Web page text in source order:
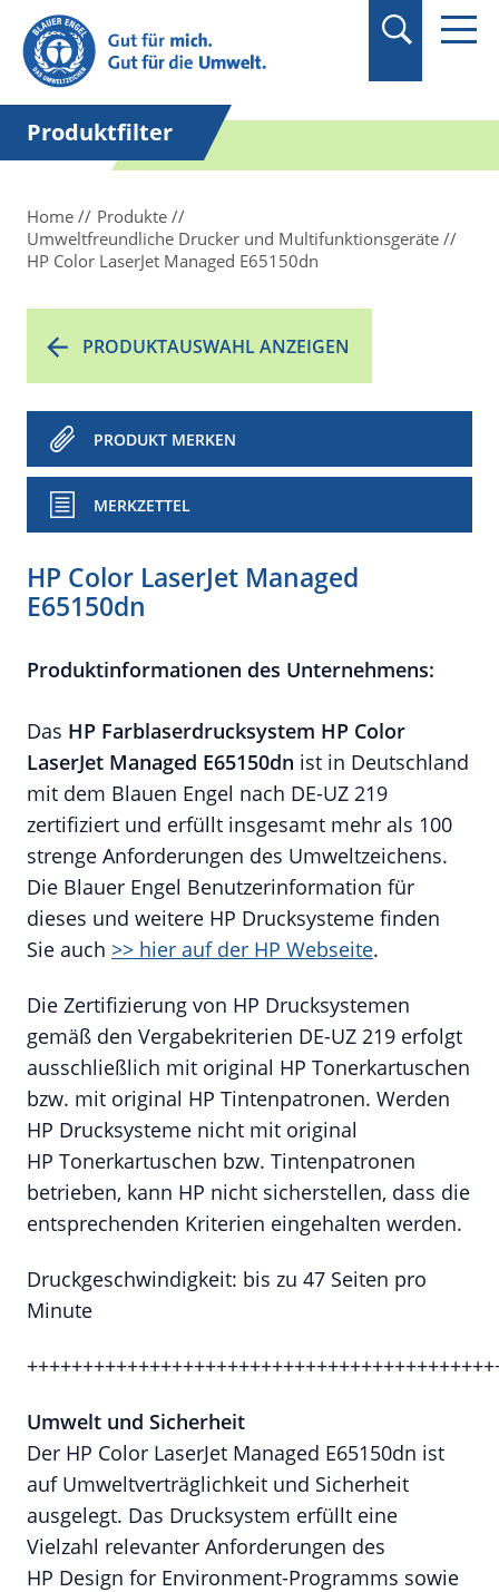
Produktfilter
Home
Produkte
Umweltfreundliche Drucker und Multifunktionsgeräte
HP Color LaserJet Managed E65150dn
PRODUKTAUSWAHL ANZEIGEN
PRODUKT MERKEN
MERKZETTEL
HP Color LaserJet Managed
E65150dn
Produktinformationen des Unternehmens:
Das HP Farblaserdrucksystem HP Color
LaserJet Managed E65150dn ist in Deutschland
mit dem Blauen Engel nach DE-UZ 219
zertifiziert und erfüllt insgesamt mehr als 100
strenge Anforderungen des Umweltzeichens.
Die Blauer Engel Benutzerinformation für
dieses und weitere HP Drucksysteme finden
Sie auch >> hier auf der HP Webseite.
Die Zertifizierung von HP Drucksystemen
gemäß den Vergabekriterien DE-UZ 219 erfolgt
ausschließlich mit original HP Tonerkartuschen
bzw. mit original HP Tintenpatronen. Werden
HP Drucksysteme nicht mit original
HP Tonerkartuschen bzw. Tintenpatronen
betrieben, kann HP nicht sicherstellen, dass die
entsprechenden Kriterien eingehalten werden.
Druckgeschwindigkeit: bis zu 47 Seiten pro
Minute
Umwelt und Sicherheit
Der HP Color LaserJet Managed E65150dn ist
auf Umweltverträglichkeit und Sicherheit
ausgelegt. Das Drucksystem erfüllt eine
Vielzahl relevanter Anforderungen des
HP Design for Environment-Programms sowie